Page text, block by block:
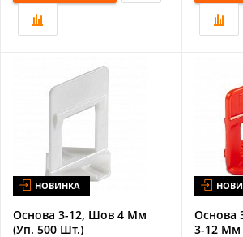
НОВИНКА
Основа 3-12, Шов 4 Мм
(Уп. 500 Шт.)
Основа
3-12 Мм